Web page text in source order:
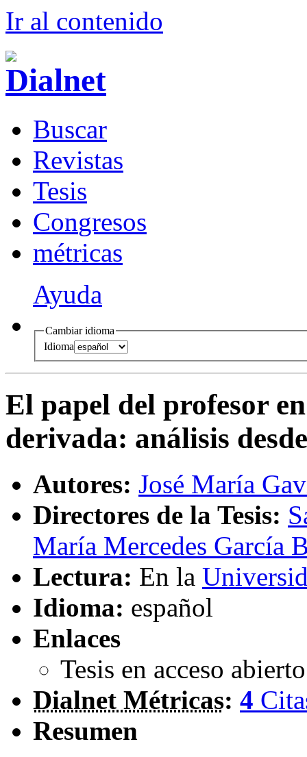
Ir al contenido
Buscar
Revistas
Tesis
Congresos
métricas
Ayuda
Cambiar idioma
Idioma
El papel del profesor
derivada: análisis
Autores: José María
Directores de la Tesis:
María Mercedes García
Lectura: En la
Idioma: español
Enlaces
Tesis en acceso
Dialnet Métricas: 4
Resumen